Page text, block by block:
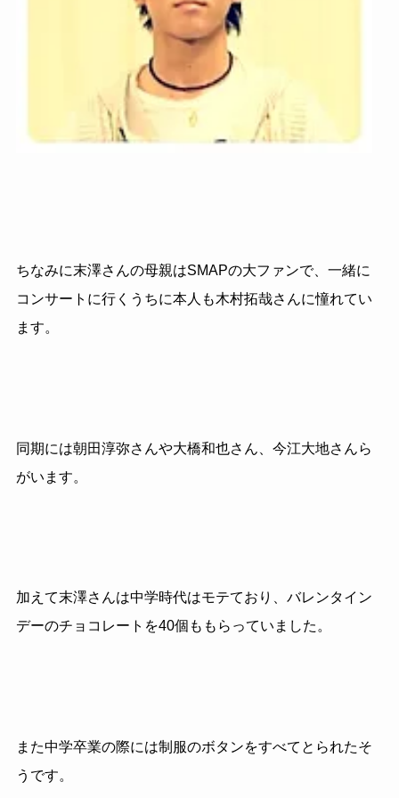
ちなみに末澤さんの母親はSMAPの大ファンで、一緒に
コンサートに行くうちに本人も木村拓哉さんに憧れてい
ます。
同期には朝田淳弥さんや大橋和也さん、今江大地さんら
がいます。
加えて末澤さんは中学時代はモテており、バレンタイン
デーのチョコレートを40個ももらっていました。
また中学卒業の際には制服のボタンをすべてとられたそ
うです。